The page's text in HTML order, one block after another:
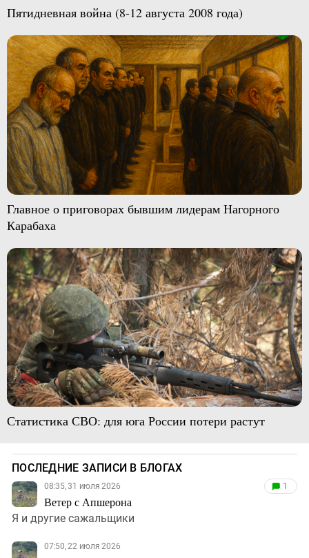
Пятидневная война (8-12 августа 2008 года)
Главное о приговорах бывшим лидерам Нагорного
Карабаха
Статистика СВО: для юга России потери растут
ПОСЛЕДНИЕ ЗАПИСИ В БЛОГАХ
08:35, 31 июля 2026
Ветер с Апшерона
1
Я и другие сажальщики
07:50, 22 июля 2026